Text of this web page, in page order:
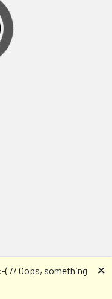
( // Oops, something
🗙